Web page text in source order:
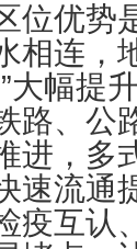
位优势
相连，
大幅提
路、公
进，多
速流通
疫互认